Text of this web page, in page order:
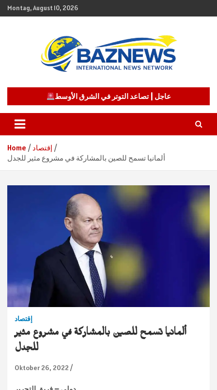
Skip
to
Montag, August 10, 2026
BAZNEWS
عاجل | تصاعد التوتر في الشرق الأوسط
Home
إقتصاد
ألمانيا تسمح للصين بالمشاركة في مشروع مثير للجدل
إقتصاد
ألمانيا تسمح للصين بالمشاركة في مشروع مثير
للجدل
Oktober 26, 2022